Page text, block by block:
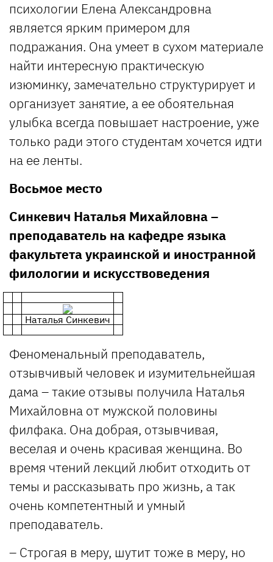
психологии Елена Александровна
является ярким примером для
подражания. Она умеет в сухом материале
найти интересную практическую
изюминку, замечательно структурирует и
организует занятие, а ее обоятельная
улыбка всегда повышает настроение, уже
только ради этого студентам хочется идти
на ее ленты.
Восьмое место
Синкевич Наталья Михайловна –
преподаватель на кафедре языка
факультета украинской и иностранной
филологии и искусствоведения
Наталья Синкевич
Феноменальный преподаватель,
отзывчивый человек и изумительнейшая
дама – такие отзывы получила Наталья
Михайловна от мужской половины
филфака. Она добрая, отзывчивая,
веселая и очень красивая женщина. Во
время чтений лекций любит отходить от
темы и рассказывать про жизнь, а так
очень компетентный и умный
преподаватель.
– Строгая в меру, шутит тоже в меру, но